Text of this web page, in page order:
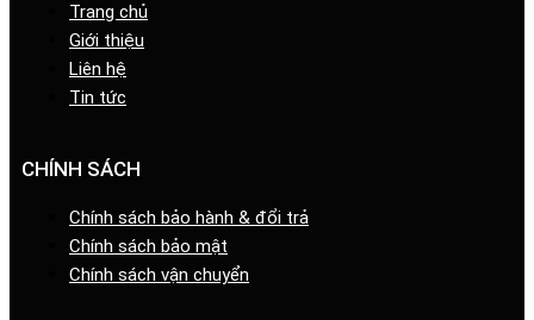
Trang chủ
Giới thiệu
Liên hệ
Tin tức
CHÍNH SÁCH
Chính sách bảo hành & đổi trả
Chính sách bảo mật
Chính sách vận chuyển